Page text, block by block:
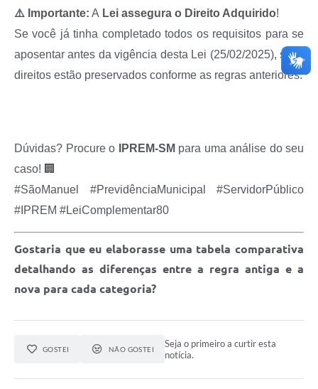
⚠️ Importante: A Lei assegura o Direito Adquirido!
Se você já tinha completado todos os requisitos para se
aposentar antes da vigência desta Lei (25/02/2025), seus
direitos estão preservados conforme as regras anteriores.
Dúvidas? Procure o IPREM-SM para uma análise do seu
caso! 🏢
#SãoManuel #PrevidênciaMunicipal #ServidorPúblico
#IPREM #LeiComplementar80
Gostaria que eu elaborasse uma tabela comparativa
detalhando as diferenças entre a regra antiga e a
nova para cada categoria?
GOSTEI NÃO GOSTEI
Seja o primeiro a curtir esta
notícia.